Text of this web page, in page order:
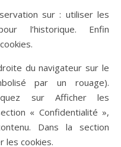
sur : utiliser les
l’historique. Enfin
du navigateur sur le
par un rouage).
sur Afficher les
« Confidentialité »,
Dans la section
les cookies.